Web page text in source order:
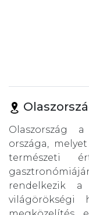
Olaszország
országa,
természeti
rendelkezik
világörökségi